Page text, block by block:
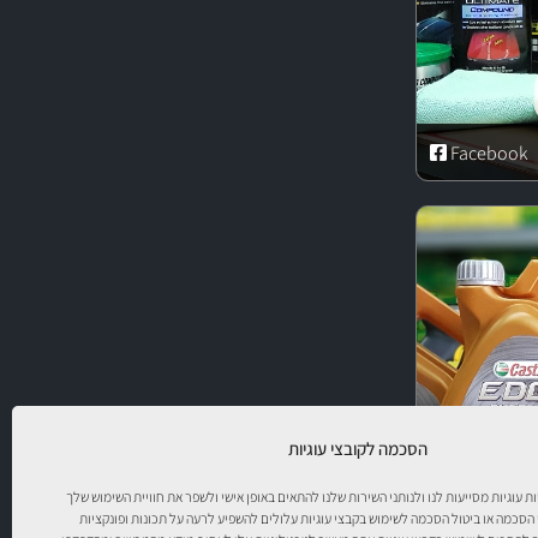
הסכמה לקובצי עוגיות
עוגיות מסייעות לנו ולנותני השירות שלנו להתאים באופן אישי ולשפר את חוויית השימוש שלך
או ביטול הסכמה לשימוש בקבצי עוגיות עלולים להשפיע לרעה על תכונות ופונקציות
Facebook